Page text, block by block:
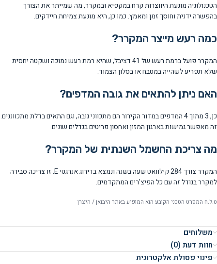
הטכנולוגיה מונעת היווצרות קרח במקפיא ובמקרר, מה שמייתר את הצורך
בהפשרה ידנית וחוסך זמן ומאמץ. כמו כן, היא מונעת צמיחת חיידקים.
כמה רעש מייצר המקרר?
המקרר פועל ברמת רעש של 41 דציבל, שהיא רמת רעש נמוכה ושקטה יחסית
שלא תפריע לשהייה במטבח או בסלון הצמוד.
האם ניתן להתאים את גובה המדפים?
כן, 3 מתוך 4 המדפים במדור הקירור הם מתכווני גובה, וגם התאים בדלת מתכווננים.
זה מאפשר גמישות בארגון המזון ואחסון פריטים בגדלים שונים.
מה צריכת החשמל השנתית של המקרר?
המקרר צורך 284 קילוואט שעה בשנה ונמצא בדירוג אנרגטי E. זו צריכה סבירה
למקרר בגודל זה עם כל הפיצ'רים המתקדמים.
ט.ל.ח המפרט הטכני הקובע הוא המופיע באתר היבואן / היצרן
משלוחים
חוות דעת (0)
פינוי פסולת אלקטרונית